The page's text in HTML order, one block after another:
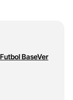
Futbol BaseVer